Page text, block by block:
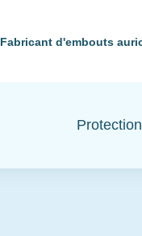
Fabricant d'embouts